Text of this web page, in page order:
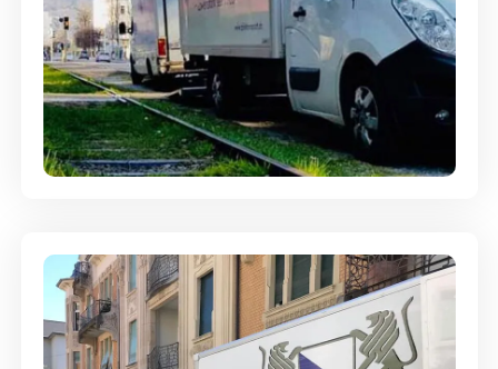
Ein- und Auspackservice